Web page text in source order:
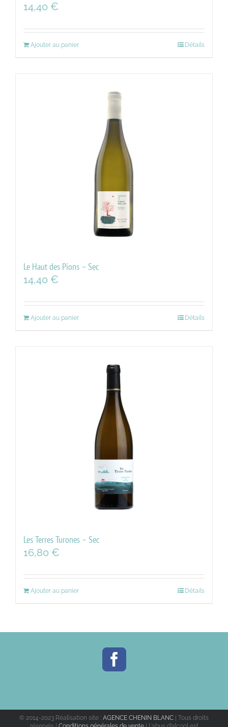
14,40 €
Ajouter au panier Détails
Le Haut des Pions – Sec
14,40 €
Ajouter au panier Détails
Les Terres Turones – Sec
16,80 €
Ajouter au panier Détails
© 2014-2023 Réalisation site : AGENCE CHENIN BLANC | Tous droits